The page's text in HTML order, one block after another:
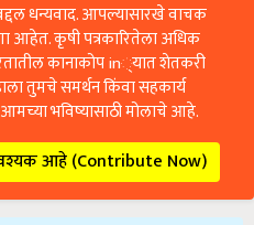
धन्यवाद. आपल्यासारखे वाचक
आहेत. कृषी पत्रकारितेला अधिक
कानाकोप in्यात शेतकरी
तुमचे समर्थन किंवा सहकार्य
भविष्यासाठी मोलाचे आहे.
आहे (Contribute Now)